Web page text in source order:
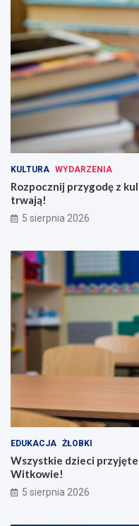
KULTURA WYDARZENIA
Rozpocznij przygodę z
trwają!
5 sierpnia 2026
EDUKACJA ŻŁOBKI
Wszystkie dzieci przyjęte
Witkowie!
5 sierpnia 2026